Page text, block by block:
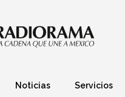
Noticias Servicios